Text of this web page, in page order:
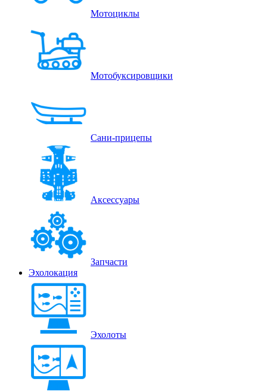
Мотоциклы
Мотобуксировщики
Сани-прицепы
Аксессуары
Запчасти
Эхолокация
Эхолоты